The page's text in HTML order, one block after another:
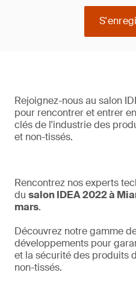
Rejoignez-nous au salon
pour rencontrer et entrer
clés de l'industrie des
et non-tissés.
Rencontrez nos experts
du salon IDEA 2022 à
mars.
Découvrez notre gamme
développements pour
et la sécurité des produits
non-tissés.